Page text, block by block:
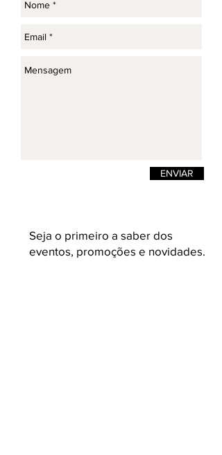
ENVIAR
Seja o primeiro a saber dos
eventos, promoções e novidades.